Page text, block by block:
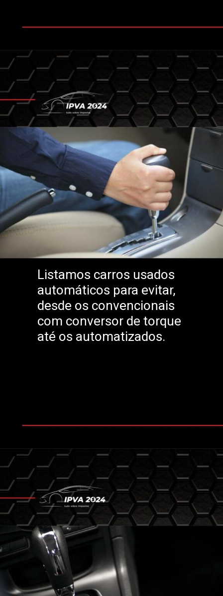
Listamos carros usados
automáticos para evitar,
desde os convencionais
com conversor de torque
até os automatizados.